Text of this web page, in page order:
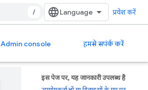
/ प्रवेश करें
Admin console हमसे सपंर्क करें
इस पेज पर, यह जानकारी उपलब्ध है